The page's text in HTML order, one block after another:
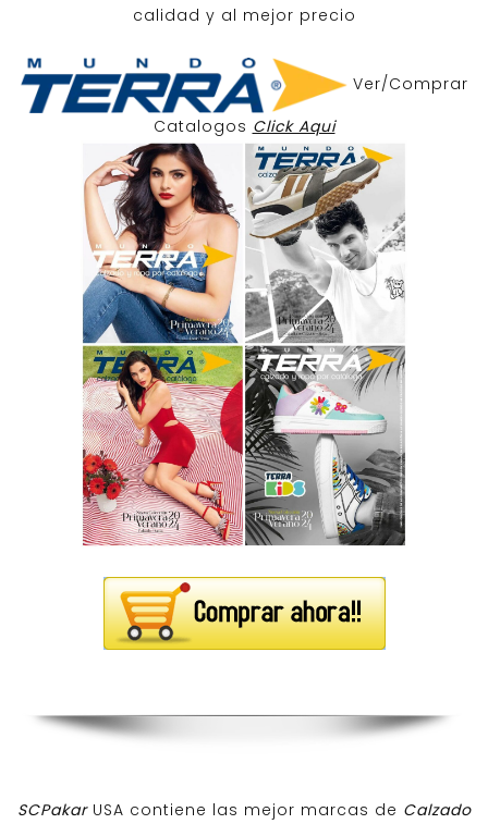
calidad y al mejor precio
Ver/Comprar
Catalogos Click Aqui
SCPakar USA contiene las mejor marcas de Calzado